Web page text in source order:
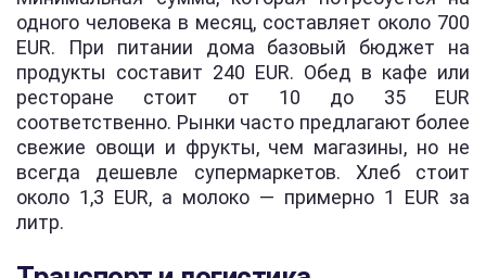
одного человека в месяц, составляет около 700
EUR. При питании дома базовый бюджет на
продукты составит 240 EUR. Обед в кафе или
ресторане стоит от 10 до 35 EUR
соответственно. Рынки часто предлагают более
свежие овощи и фрукты, чем магазины, но не
всегда дешевле супермаркетов. Хлеб стоит
около 1,3 EUR, а молоко — примерно 1 EUR за
литр.